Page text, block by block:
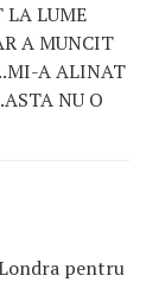
LA LUME
A MUNCIT
A ALINAT
NU O
pentru